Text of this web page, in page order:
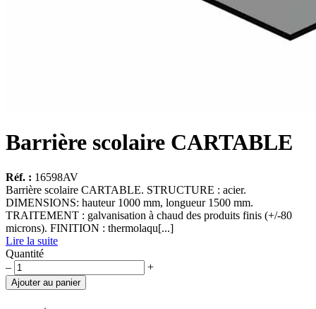
Barrière scolaire CARTABLE
Réf. : 16598AV
Barrière scolaire CARTABLE. STRUCTURE : acier.
DIMENSIONS: hauteur 1000 mm, longueur 1500 mm.
TRAITEMENT : galvanisation à chaud des produits finis (+/-80
microns). FINITION : thermolaqu[...]
Lire la suite
Quantité
quantité
de
Barrière
– +
Ajouter au panier